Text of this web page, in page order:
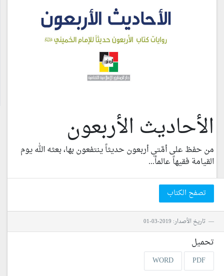
الأحاديث الأربعون
من حفظ على أمَّتي أربعون حديثاً ينتفعون بها، بعثه الله يوم
القيامة فقيهاً عالماً...
تصفح الكتاب
تاريخ الأصدار: 2019-03-01
تحميل
PDF
WORD